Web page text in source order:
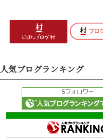
人気ブログランキング